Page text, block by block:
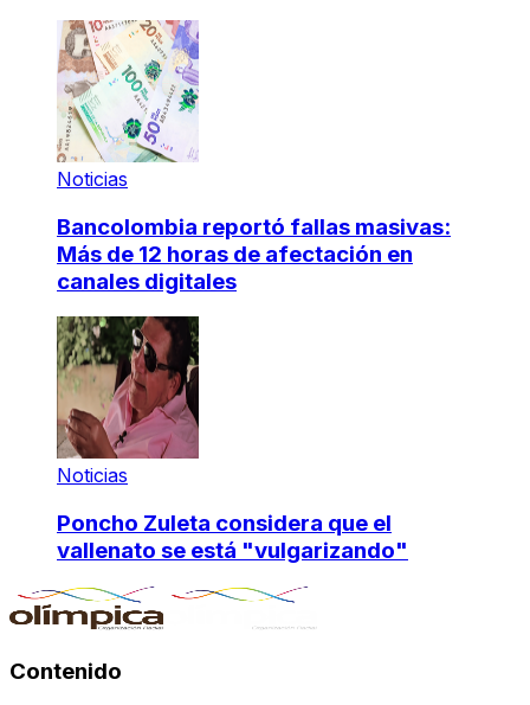
Noticias
Bancolombia reportó fallas masivas:
Más de 12 horas de afectación en
canales digitales
Noticias
Poncho Zuleta considera que el
vallenato se está "vulgarizando"
Contenido